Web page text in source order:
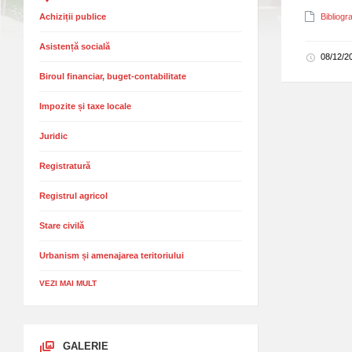
08/12/
Achiziții publice
Asistență socială
Biroul financiar, buget-contabilitate
Impozite și taxe locale
Juridic
Registratură
Registrul agricol
Stare civilă
Urbanism și amenajarea teritoriului
VEZI MAI MULT
GALERIE